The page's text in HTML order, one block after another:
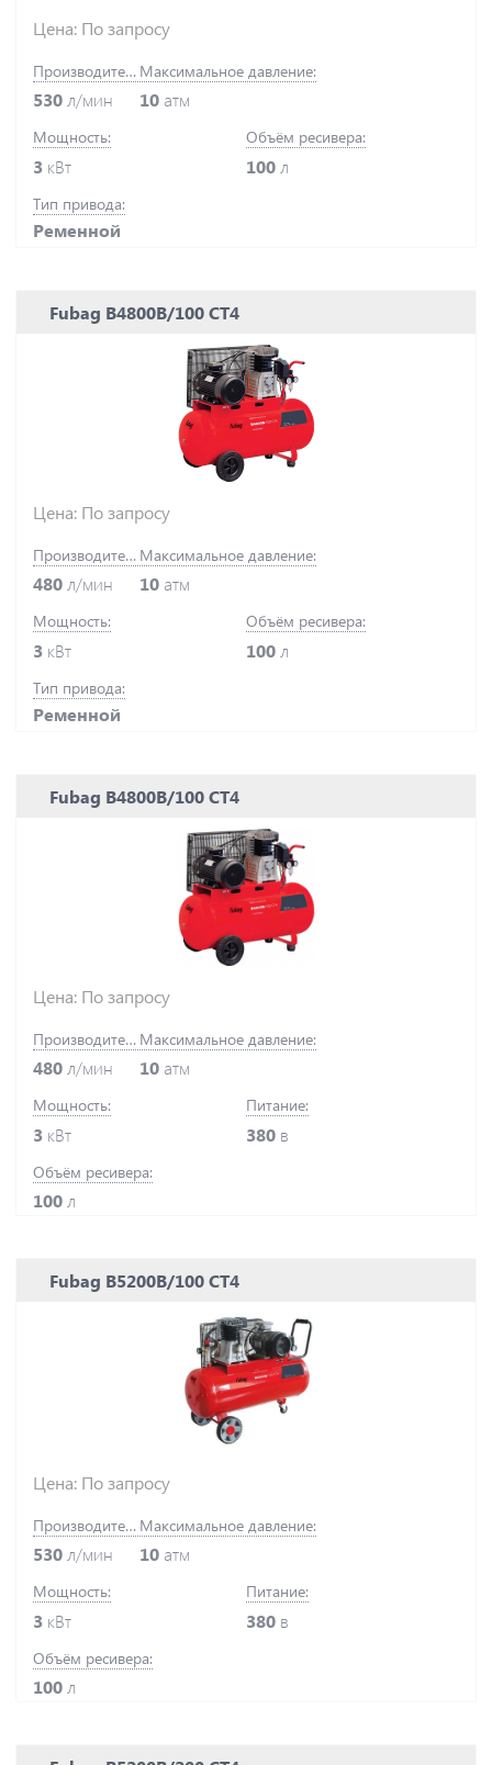
Цена: По запросу
Производительность:
530 л/мин
Максимальное давление:
10 атм
Мощность:
3 кВт
Объём ресивера:
100 л
Тип привода:
Ременной
Fubag В4800В/100 СТ4
Цена: По запросу
Производительность:
480 л/мин
Максимальное давление:
10 атм
Мощность:
3 кВт
Объём ресивера:
100 л
Тип привода:
Ременной
Fubag B4800В/100 СТ4
Цена: По запросу
Производительность:
480 л/мин
Максимальное давление:
10 атм
Мощность:
3 кВт
Питание:
380 в
Объём ресивера:
100 л
Fubag B5200B/100 СТ4
Цена: По запросу
Производительность:
530л/мин
Максимальное давление:
10 атм
Мощность:
3 кВт
Питание:
380 в
Объём ресивера:
100л